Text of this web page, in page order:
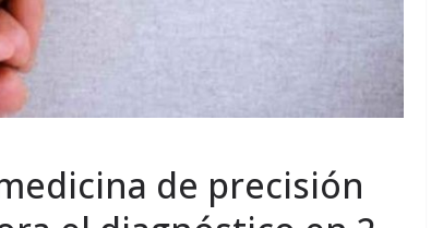
de precisión